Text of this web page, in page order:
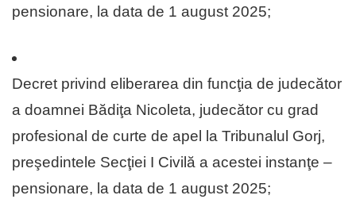
pensionare, la data de 1 august 2025;
Decret privind eliberarea din funcţia de judecător
a doamnei Bădiţa Nicoleta, judecător cu grad
profesional de curte de apel la Tribunalul Gorj,
preşedintele Secţiei I Civilă a acestei instanţe –
pensionare, la data de 1 august 2025;